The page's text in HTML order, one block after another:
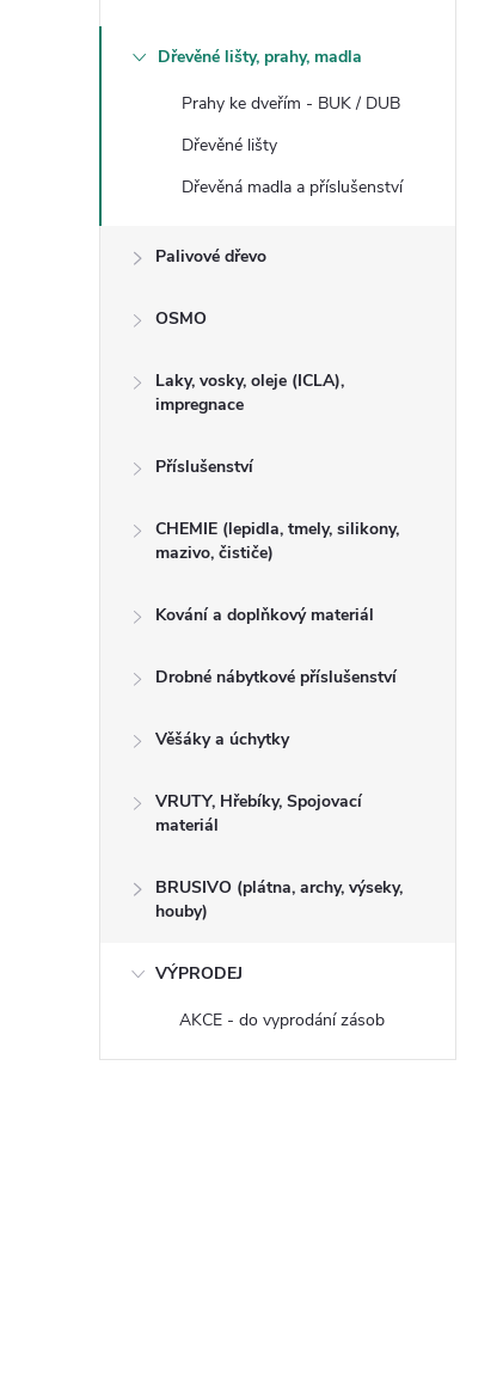
Dřevěné lišty, prahy, madla
Prahy ke dveřím - BUK / DUB
Dřevěné lišty
Dřevěná madla a příslušenství
Palivové dřevo
OSMO
Laky, vosky, oleje (ICLA),
impregnace
Příslušenství
CHEMIE (lepidla, tmely, silikony,
mazivo, čističe)
Kování a doplňkový materiál
Drobné nábytkové příslušenství
Věšáky a úchytky
VRUTY, Hřebíky, Spojovací
materiál
BRUSIVO (plátna, archy, výseky,
houby)
VÝPRODEJ
AKCE - do vyprodání zásob
250cm